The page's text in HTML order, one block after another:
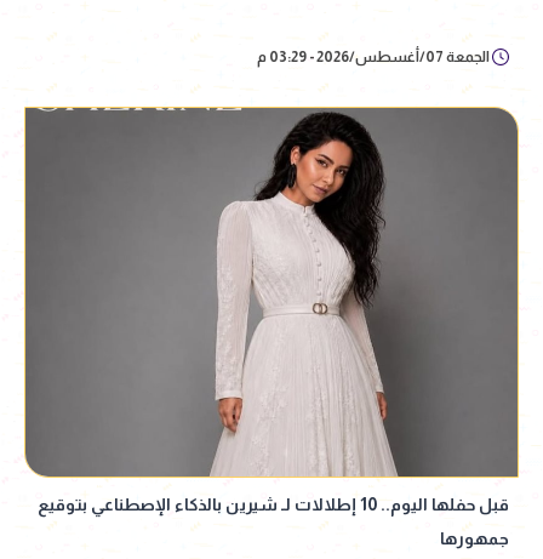
الجمعة 07/أغسطس/2026 - 03:29 م
قبل حفلها اليوم.. 10 إطلالات لـ شيرين بالذكاء الإصطناعي بتوقيع
جمهورها